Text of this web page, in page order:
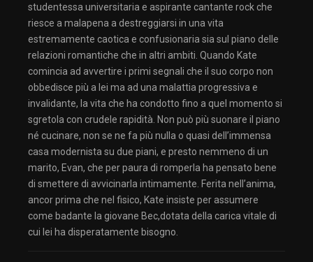
studentessa universitaria e aspirante cantante rock che
riesce a malapena a destreggiarsi in una vita
estremamente caotica e confusionaria sia sul piano delle
relazioni romantiche che in altri ambiti. Quando Kate
comincia ad avvertire i primi segnali che il suo corpo non
obbedisce più a lei ma ad una malattia progressiva e
invalidante, la vita che ha condotto fino a quel momento si
sgretola con crudele rapidità. Non può più suonare il piano
né cucinare, non se ne fa più nulla o quasi dell’immensa
casa modernista su due piani, e presto nemmeno di un
marito, Evan, che per paura di romperla ha pensato bene
di smettere di avvicinarla intimamente. Ferita nell’anima,
ancor prima che nel fisico, Kate insiste per assumere
come badante la giovane Bec,dotata della carica vitale di
cui lei ha disperatamente bisogno.